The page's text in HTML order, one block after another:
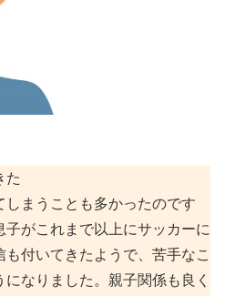
た
しまうことも多かったのです
がこれまで以上にサッカーに
付いてきたようで、苦手なこ
なりました。親子関係も良く